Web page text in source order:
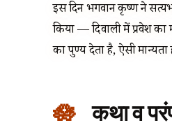
इस दिन भगवान कृष्ण ने
किया — दिवाली में प्रवेश का
का पुण्य देता है, ऐसी मान्यता
कथा व